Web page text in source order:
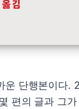
운 단행본이다
편의 글과 그